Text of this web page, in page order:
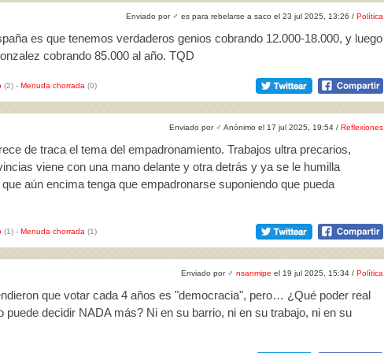
Enviado por ♂ es para rebelarse a saco el 23 jul 2025, 13:26 / Política
es que tenemos verdaderos genios cobrando 12.000-18.000, y luego
cobrando 85.000 al año. TQD
(2) - Menuda chorrada (0)
Enviado por ♂ Anónimo el 17 jul 2025, 19:54 / Reflexiones
de traca el tema del empadronamiento. Trabajos ultra precarios,
viene con una mano delante y otra detrás y ya se le humilla
aún encima tenga que empadronarse suponiendo que pueda
(1) - Menuda chorrada (1)
Enviado por ♂ nsanmipe el 19 jul 2025, 15:34 / Política
que votar cada 4 años es "democracia", pero… ¿Qué poder real
puede decidir NADA más? Ni en su barrio, ni en su trabajo, ni en su